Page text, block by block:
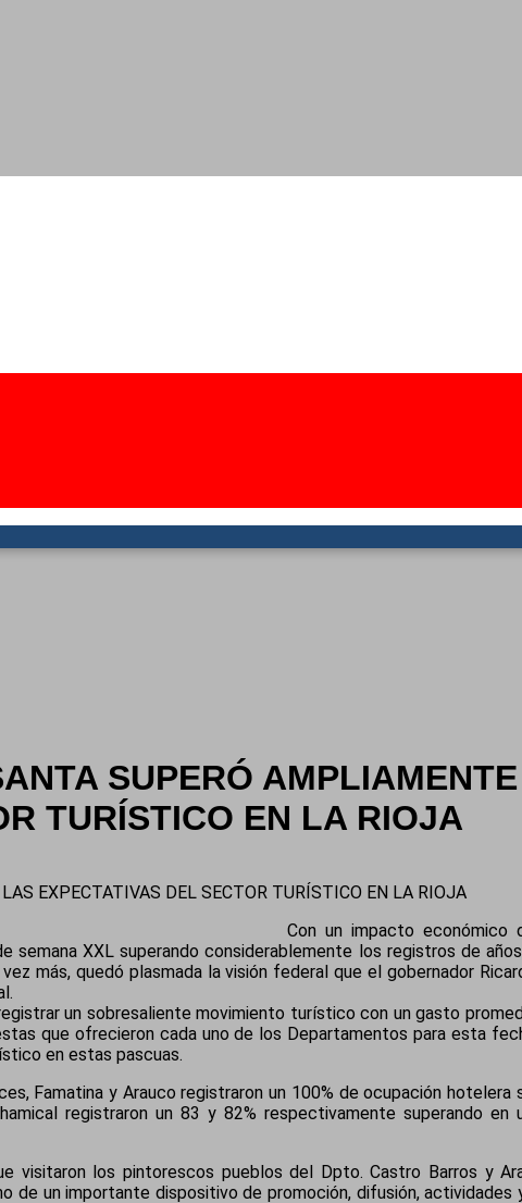
SUPERÓ
TURÍSTICO EN LA RIOJA
EXPECTATIVAS DEL SECTOR TURÍSTICO EN LA RIOJA
Con un impacto económico
XXL superando considerablemente los registros de
más, quedó plasmada la visión federal que el gobernador
un sobresaliente movimiento turístico con un gasto
que ofrecieron cada uno de los Departamentos para esta
en estas pascuas.
Famatina y Arauco registraron un 100% de ocupación hotelera
registraron un 83 y 82% respectivamente superando en
visitaron los pintorescos pueblos del Dpto. Castro Barros y
de un importante dispositivo de promoción, difusión, actividades